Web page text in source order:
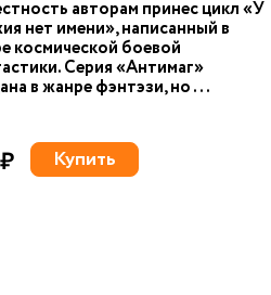
авторам принес цикл «У
нет имени», написанный в
космической боевой
Серия «Антимаг»
в жанре фэнтэзи, но ...
Купить